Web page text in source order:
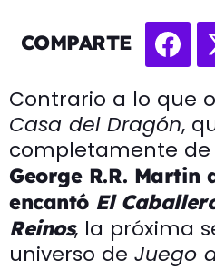
COMPARTE
Contrario a lo que
Casa del Dragón,
completamente de
George R.R. Martin
encantó El
Reinos, la próxima
universo de Juego